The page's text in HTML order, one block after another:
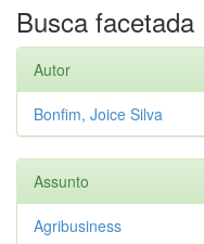
Busca facetada
Autor
Bonfim, Joice Silva
Assunto
Agribusiness